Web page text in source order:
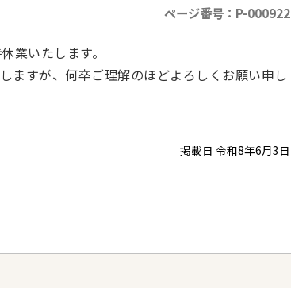
ページ番号：P-000922
業いたします。
ますが、何卒ご理解のほどよろしくお願い申し
掲載日 令和8年6月3日